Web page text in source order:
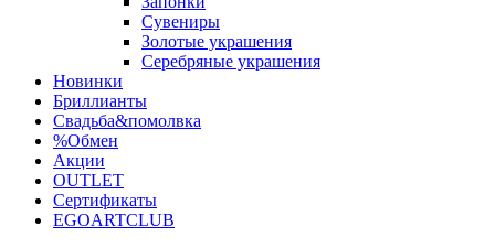
Сувениры
Золотые украшения
Серебряные украшения
Новинки
Бриллианты
Свадьба&помолвка
%Обмен
Акции
OUTLET
Сертификаты
EGOARTCLUB